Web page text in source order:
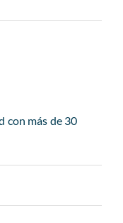
con más de 30